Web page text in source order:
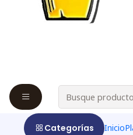
Categorías Inicio